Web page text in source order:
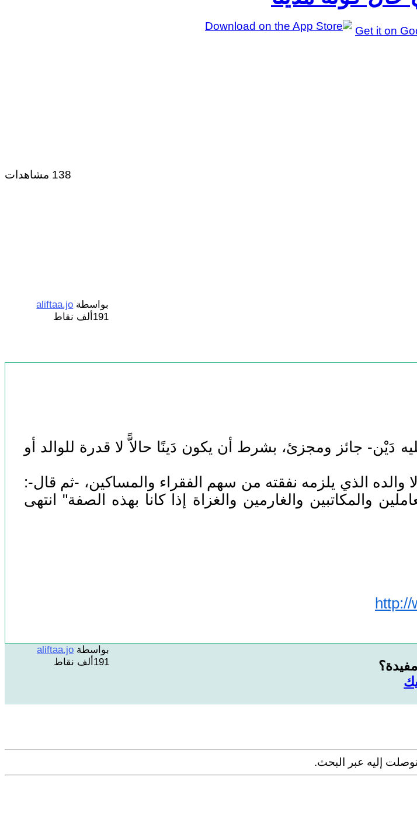
138 مشاهدات
بواسطة aliftaa.jo
191ألف
نقاط
دَيْن- جائز ومجزئ، بشرط أن يكون دَينًا حالاًّ لا قدرة للوالد أو
والده الذي يلزمه نفقته من سهم الفقراء والمساكين، -ثم قال-:
والمكاتبين والغارمين والغزاة إذا كانا بهذه الصفة" انتهى
بواسطة aliftaa.jo
191ألف
نقاط
إليه عبر البحث.